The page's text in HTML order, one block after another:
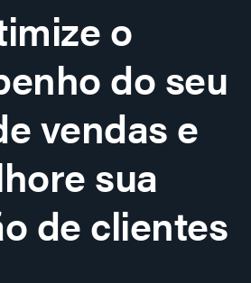
o
do seu
vendas e
sua
de clientes